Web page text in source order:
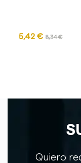
5,42 € 8,34 €
Quiero